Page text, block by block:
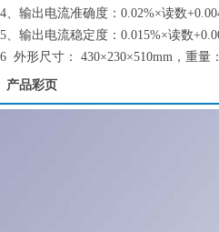
4、输出电流准确度：0.02%×读数
5、输出电流稳定度：0.015%×读数
6 外形尺寸： 430×230×510mm，重量
产品彩页